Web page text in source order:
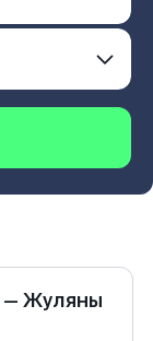
— Жуляны